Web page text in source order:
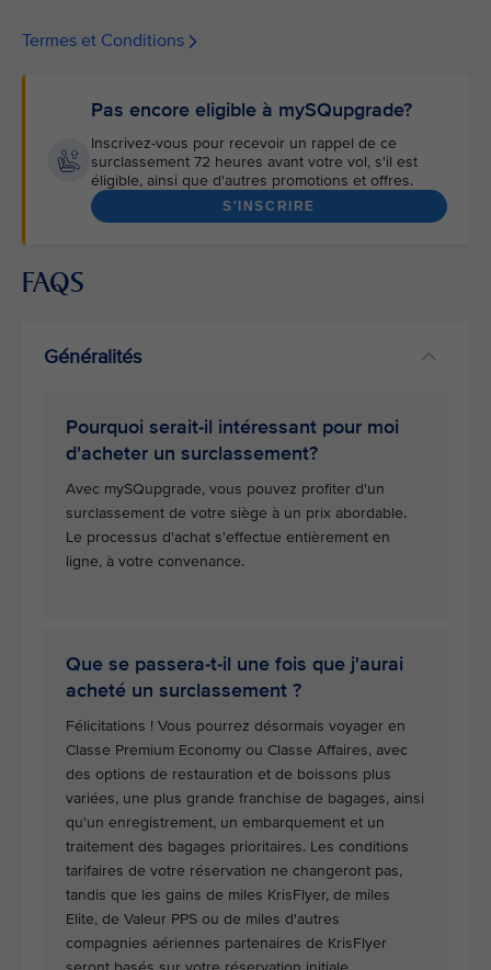
Termes et Conditions
Pas encore eligible à mySQupgrade?
Inscrivez-vous pour recevoir un rappel de ce
surclassement 72 heures avant votre vol, s'il est
éligible, ainsi que d'autres promotions et offres.
S'INSCRIRE
FAQS
Généralités
Pourquoi serait-il intéressant pour moi
d'acheter un surclassement?
Avec mySQupgrade, vous pouvez profiter d'un
surclassement de votre siège à un prix abordable.
Le processus d'achat s'effectue entièrement en
ligne, à votre convenance.
Que se passera-t-il une fois que j'aurai
acheté un surclassement ?
Félicitations ! Vous pourrez désormais voyager en
Classe Premium Economy ou Classe Affaires, avec
des options de restauration et de boissons plus
variées, une plus grande franchise de bagages, ainsi
qu'un enregistrement, un embarquement et un
traitement des bagages prioritaires. Les conditions
tarifaires de votre réservation ne changeront pas,
tandis que les gains de miles KrisFlyer, de miles
Elite, de Valeur PPS ou de miles d'autres
compagnies aériennes partenaires de KrisFlyer